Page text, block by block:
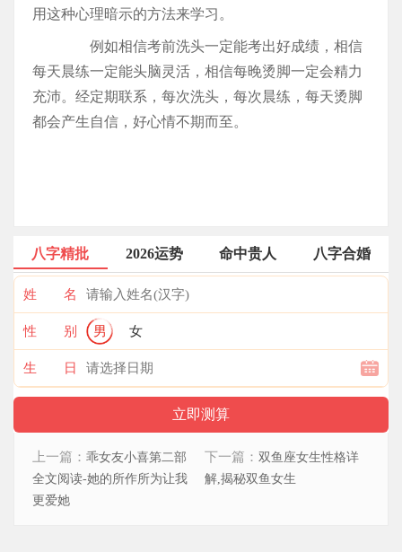
用这种心理暗示的方法来学习。
例如相信考前洗头一定能考出好成绩，相信
每天晨练一定能头脑灵活，相信每晚烫脚一定会精力
充沛。经定期联系，每次洗头，每次晨练，每天烫脚
都会产生自信，好心情不期而至。
八字精批 2026运势 命中贵人 八字合婚
姓 名
性 别 男 女
生 日
上一篇： 乖女友小喜第二部
全文阅读-她的所作所为让我
更爱她
下一篇： 双鱼座女生性格详
解,揭秘双鱼女生